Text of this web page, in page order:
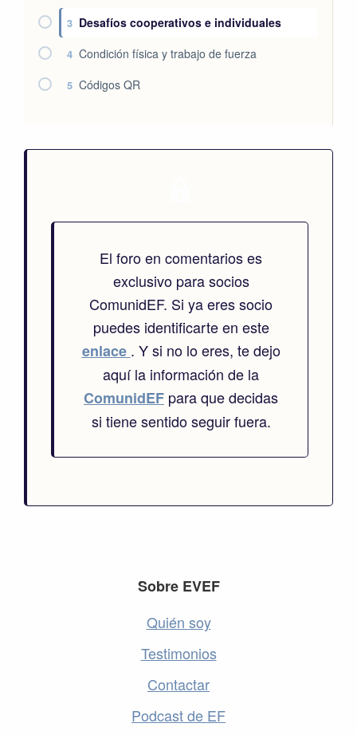
3 Desafíos cooperativos e individuales
4 Condición física y trabajo de fuerza
5 Códigos QR
El foro en comentarios es
exclusivo para socios
ComunidEF. Si ya eres socio
puedes identificarte en este
enlace . Y si no lo eres, te dejo
aquí la información de la
ComunidEF para que decidas
si tiene sentido seguir fuera.
Sobre EVEF
Quién soy
Testimonios
Contactar
Podcast de EF